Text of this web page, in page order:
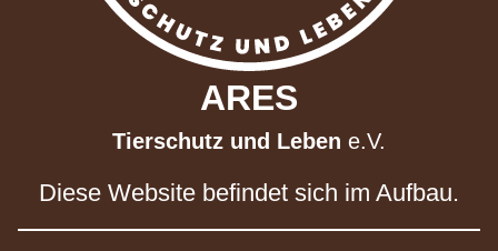
ARES
Tierschutz und Leben e.V.
Diese Website befindet sich im Aufbau.